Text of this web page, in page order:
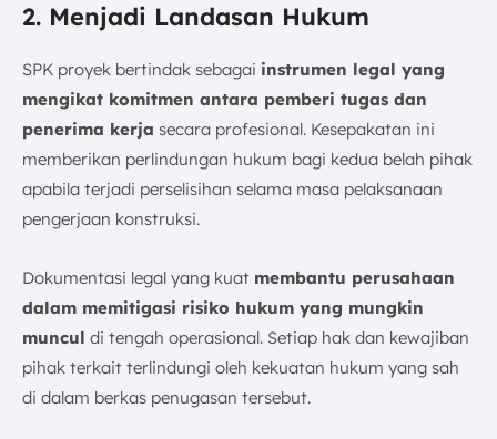
2. Menjadi Landasan Hukum
SPK proyek bertindak sebagai instrumen legal yang
mengikat komitmen antara pemberi tugas dan
penerima kerja secara profesional. Kesepakatan ini
memberikan perlindungan hukum bagi kedua belah pihak
apabila terjadi perselisihan selama masa pelaksanaan
pengerjaan konstruksi.
Dokumentasi legal yang kuat membantu perusahaan
dalam memitigasi risiko hukum yang mungkin
muncul di tengah operasional. Setiap hak dan kewajiban
pihak terkait terlindungi oleh kekuatan hukum yang sah
di dalam berkas penugasan tersebut.